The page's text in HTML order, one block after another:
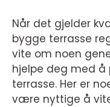
Når det gjelder
bygge terrasse
vite om noen
hjelpe deg med å
terrasse. Her er
være nyttige å